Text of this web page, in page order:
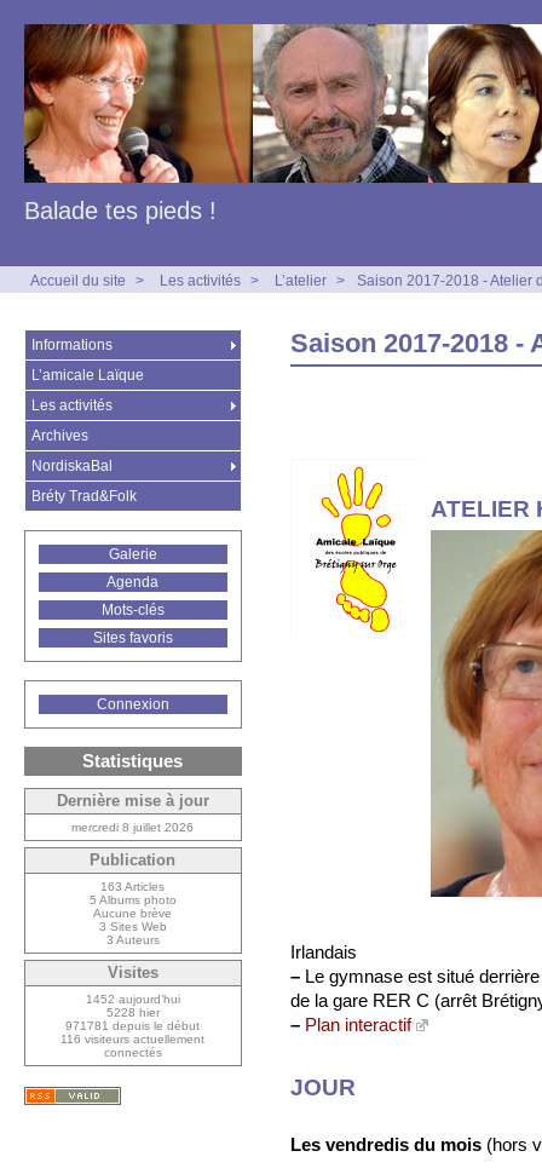
Balade tes pieds !
Accueil du site > Les activités > L’atelier > Saison 2017-2018 - Atelier
Saison 2017-2018 -
ATELIER
Irlandais
– Le gymnase est situé
de la gare RER C (arrêt
– Plan interactif
JOUR
Les vendredis du mois (hors
Informations
L’amicale Laïque
Les activités
Archives
NordiskaBal
Bréty Trad&Folk
Galerie
Agenda
Mots-clés
Sites favoris
Connexion
Statistiques
Dernière mise à jour
mercredi 8 juillet 2026
Publication
163 Articles
5 Albums photo
Aucune brève
3 Sites Web
3 Auteurs
Visites
1452 aujourd’hui
5228 hier
971781 depuis le début
116 visiteurs actuellement
connectés